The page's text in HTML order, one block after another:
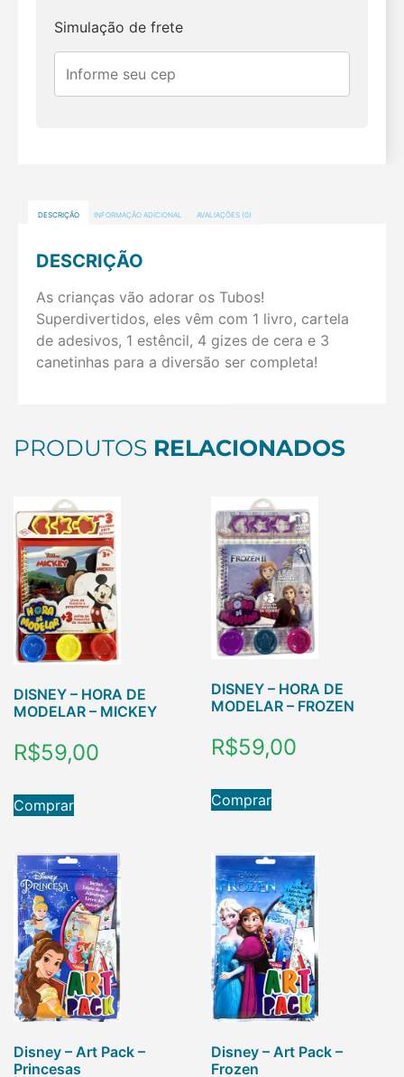
Simulação de frete
DESCRIÇÃO INFORMAÇÃO ADICIONAL AVALIAÇÕES (0)
DESCRIÇÃO
As crianças vão adorar os Tubos!
Superdivertidos, eles vêm com 1 livro, cartela
de adesivos, 1 estêncil, 4 gizes de cera e 3
canetinhas para a diversão ser completa!
PRODUTOS RELACIONADOS
DISNEY – HORA DE
MODELAR – MICKEY
R$59,00
Comprar
DISNEY – HORA DE
MODELAR – FROZEN
R$59,00
Comprar
Disney – Art Pack –
Princesas
Disney – Art Pack –
Frozen